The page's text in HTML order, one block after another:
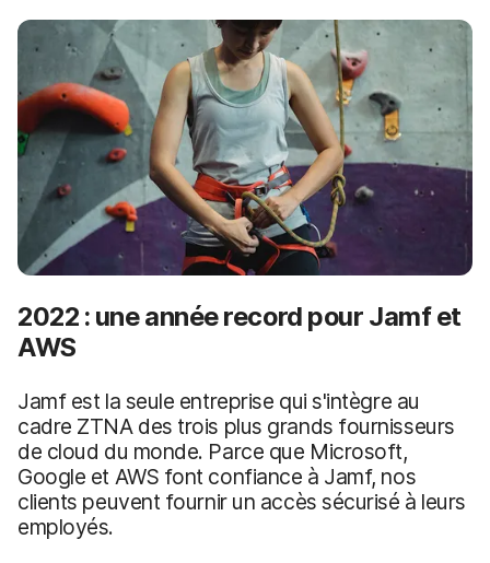
a
e
2022 : une année record pour Jamf et
AWS
Jamf est la seule entreprise qui s'intègre au
cadre ZTNA des trois plus grands fournisseurs
de cloud du monde. Parce que Microsoft,
Google et AWS font confiance à Jamf, nos
clients peuvent fournir un accès sécurisé à leurs
employés.